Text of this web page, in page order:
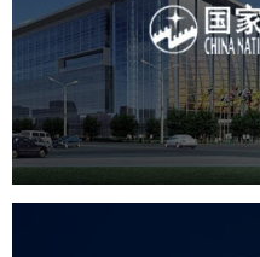
专业服务